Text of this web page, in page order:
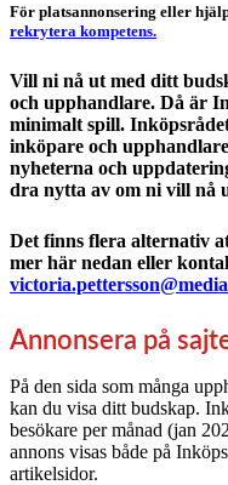
För platsannonsering eller
rekrytera kompetens.
Vill ni nå ut med ditt
och upphandlare. Då är
minimalt spill.
inköpare och
nyheterna och
dra nytta av om ni vill nå
Det finns flera alternativ
mer här nedan eller
Annonsera på
På den sida som många
kan du visa ditt budskap.
besökare per månad (jan
annons visas både på
artikelsidor.